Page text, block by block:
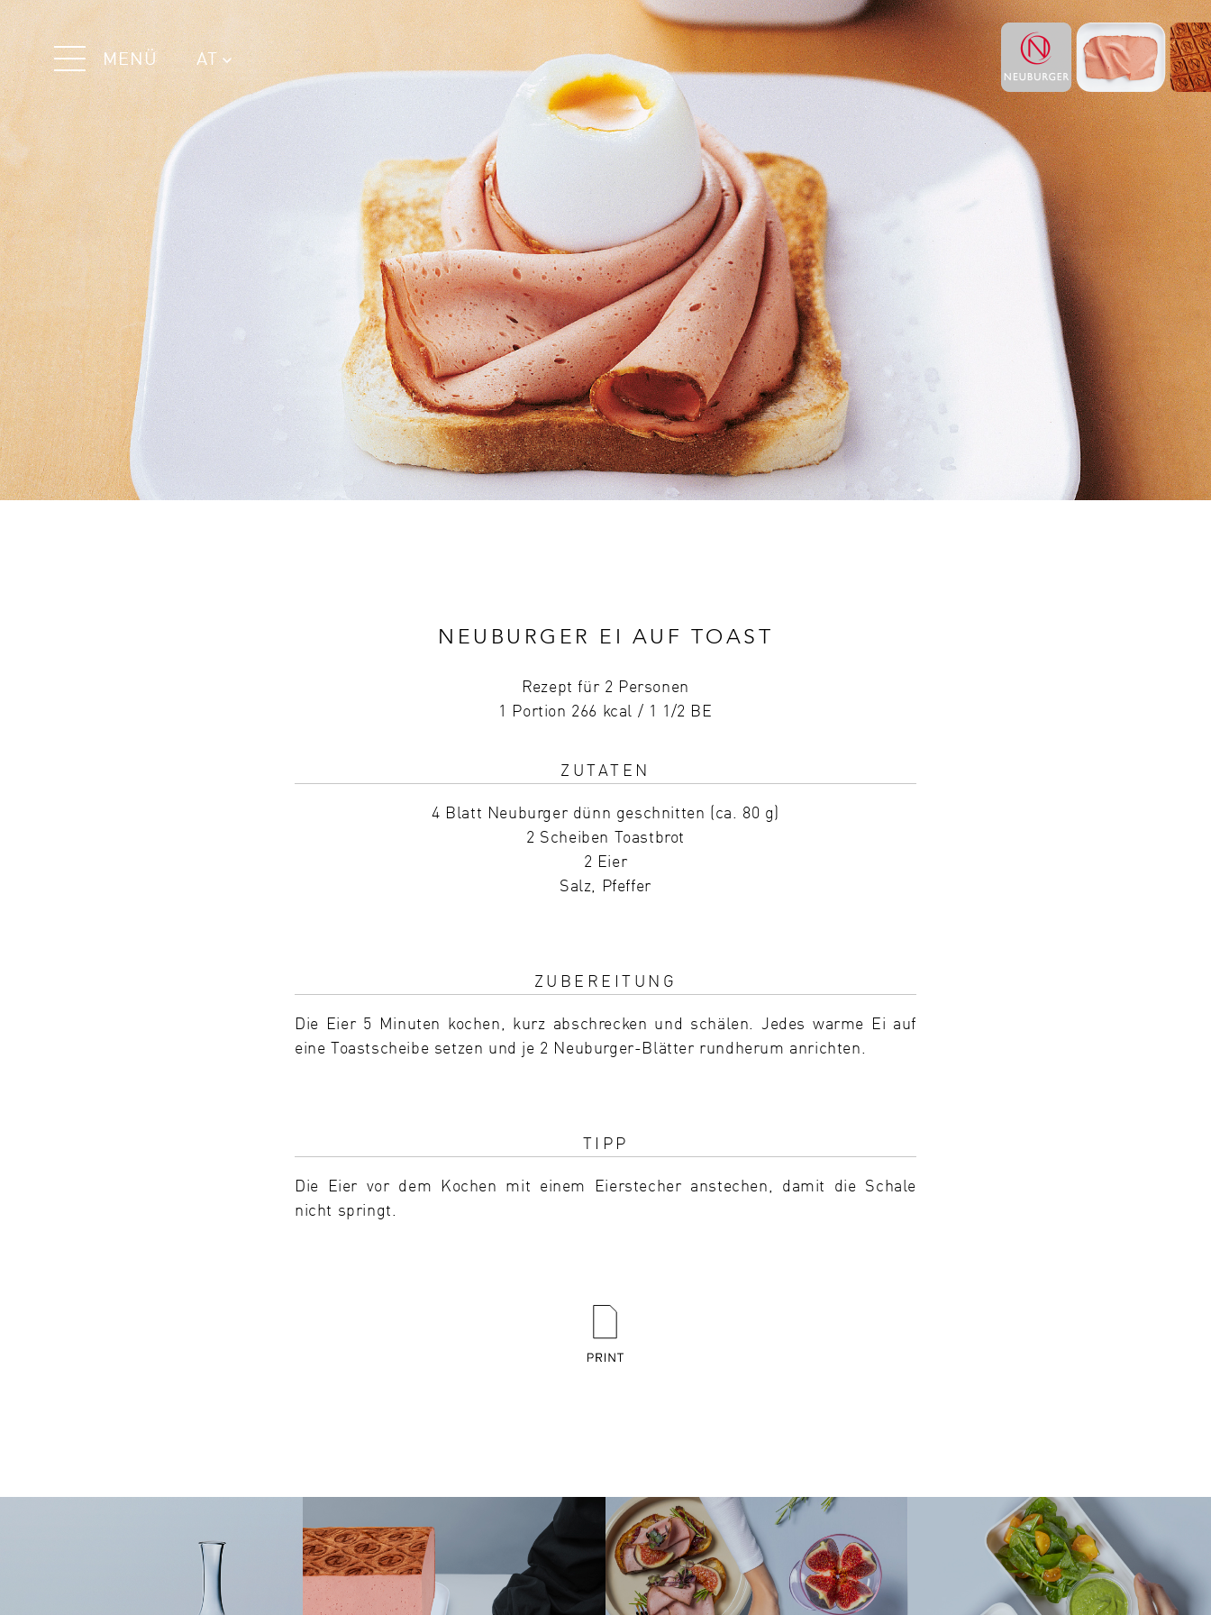
MENÜ AT
NEUBURGER EI AUF TOAST
Rezept für 2 Personen
1 Portion 266 kcal / 1 1/2 BE
ZUTATEN
4 Blatt Neuburger dünn geschnitten (ca. 80 g)
2 Scheiben Toastbrot
2 Eier
Salz, Pfeffer
ZUBEREITUNG
Die Eier 5 Minuten kochen, kurz abschrecken und schälen. Jedes warme Ei auf
eine Toastscheibe setzen und je 2 Neuburger-Blätter rundherum anrichten.
TIPP
Die Eier vor dem Kochen mit einem Eierstecher anstechen, damit die Schale
nicht springt.